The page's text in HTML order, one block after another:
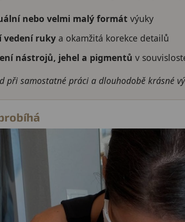
nebo velmi malý formát výuky
vedení ruky a okamžitá korekce detailů
nástrojů, jehel a pigmentů v
při samostatné práci a dlouhodobě krásné